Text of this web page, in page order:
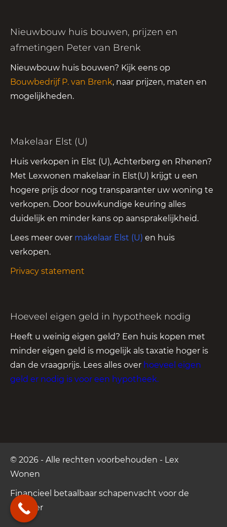
Nieuwbouw huis bouwen, prijzen en
afmetingen Peter van Brenk
Nieuwbouw huis bouwen? Kijk eens op
Bouwbedrijf P. van Brenk, naar prijzen, maten en
mogelijkheden.
Makelaar Elst (U)
Huis verkopen in Elst (U), Achterberg en Rhenen?
Met Lexwonen makelaar in Elst(U) krijgt u een
hogere prijs door nog transparanter uw woning te
verkopen. Door bouwkundige keuring alles
duidelijk en minder kans op aansprakelijkheid.
Lees meer over makelaar Elst (U) en huis
verkopen.
Privacy statement
Hoeveel eigen geld in hypotheek nodig
Heeft u weinig eigen geld? Een huis kopen met
minder eigen geld is mogelijk als taxatie hoger is
dan de vraagprijs. Lees alles over hoeveel eigen
geld er nodig is voor een hypotheek.
© 2026 - Alle rechten voorbehouden - Lex
Wonen
Financieel betaalbaar schapenvacht voor de
Camper